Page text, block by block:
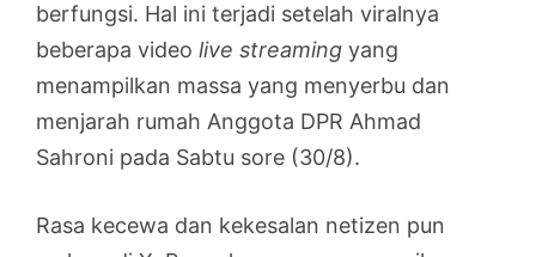
berfungsi. Hal ini terjadi setelah viralnya
beberapa video live streaming yang
menampilkan massa yang menyerbu dan
menjarah rumah Anggota DPR Ahmad
Sahroni pada Sabtu sore (30/8).
Rasa kecewa dan kekesalan netizen pun